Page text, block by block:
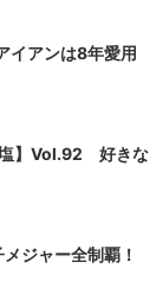
イアンは8年愛用
塩】Vol.92 好きな
ジャー全制覇！